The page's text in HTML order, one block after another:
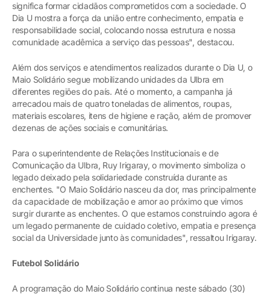
significa formar cidadãos comprometidos com a sociedade. O
Dia U mostra a força da união entre conhecimento, empatia e
responsabilidade social, colocando nossa estrutura e nossa
comunidade acadêmica a serviço das pessoas", destacou.
Além dos serviços e atendimentos realizados durante o Dia U, o
Maio Solidário segue mobilizando unidades da Ulbra em
diferentes regiões do país. Até o momento, a campanha já
arrecadou mais de quatro toneladas de alimentos, roupas,
materiais escolares, itens de higiene e ração, além de promover
dezenas de ações sociais e comunitárias.
Para o superintendente de Relações Institucionais e de
Comunicação da Ulbra, Ruy Irigaray, o movimento simboliza o
legado deixado pela solidariedade construída durante as
enchentes. "O Maio Solidário nasceu da dor, mas principalmente
da capacidade de mobilização e amor ao próximo que vimos
surgir durante as enchentes. O que estamos construindo agora é
um legado permanente de cuidado coletivo, empatia e presença
social da Universidade junto às comunidades", ressaltou Irigaray.
Futebol Solidário
A programação do Maio Solidário continua neste sábado (30)